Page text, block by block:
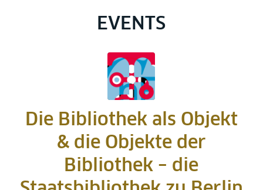
EVENTS
Die Bibliothek als Objekt
& die Objekte der
Bibliothek – die